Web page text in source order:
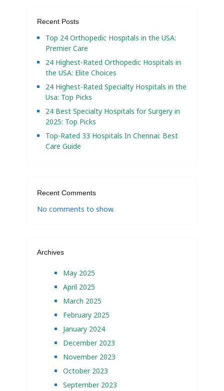
Recent Posts
Top 24 Orthopedic Hospitals in the USA:
Premier Care
24 Highest-Rated Orthopedic Hospitals in
the USA: Elite Choices
24 Highest-Rated Specialty Hospitals in the
Usa: Top Picks
24 Best Specialty Hospitals for Surgery in
2025: Top Picks
Top-Rated 33 Hospitals In Chennai: Best
Care Guide
Recent Comments
No comments to show.
Archives
May 2025
April 2025
March 2025
February 2025
January 2024
December 2023
November 2023
October 2023
September 2023